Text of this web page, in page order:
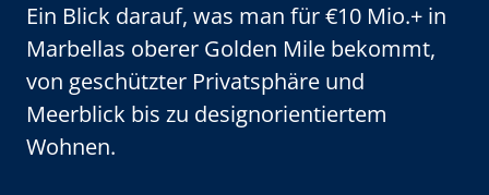
Ein Blick darauf, was man für €10 Mio.+ in
Marbellas oberer Golden Mile bekommt,
von geschützter Privatsphäre und
Meerblick bis zu designorientiertem
Wohnen.